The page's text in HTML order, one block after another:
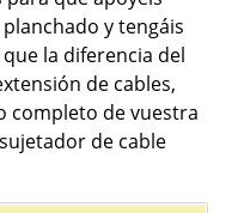
y tengáis
la diferencia del
de cables,
completo de vuestra
de cable